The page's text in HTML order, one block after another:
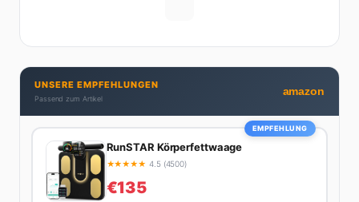
seine Artikel aus: direkt, unterhaltsam und immer nah
dran. Wenn Maik nicht gerade den heißesten Tratsch
aus der Promi-Welt aufspürt oder die besten
Lifestyle-Empfehlungen zusammenstellt, findet man
ihn beim Wandern in den Schweizer Alpen, am Grill
mit Freunden oder auf der Suche nach dem
perfekten Espresso. Sein Motto: Lieber einmal richtig
UNSERE EMPFEHLUNGEN
Passend zum Artikel
amazon
EMPFEHLUNG
RunSTAR Körperfettwaage
★★★★★ 4.5 (4500)
€135